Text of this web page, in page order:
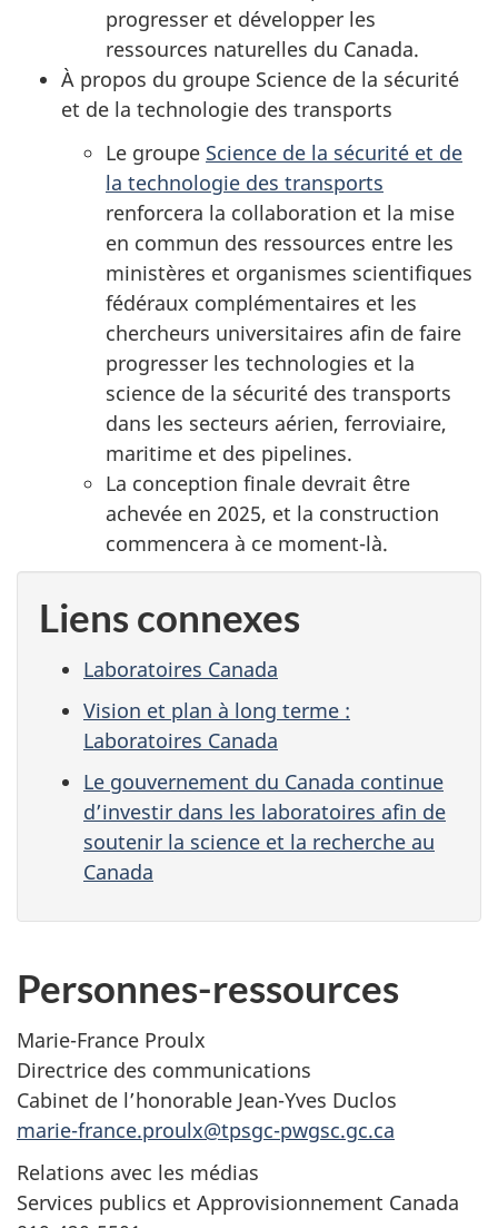
progresser et développer les
ressources naturelles du Canada.
À propos du groupe Science de la sécurité
et de la technologie des transports
Le groupe Science de la sécurité et de
la technologie des transports
renforcera la collaboration et la mise
en commun des ressources entre les
ministères et organismes scientifiques
fédéraux complémentaires et les
chercheurs universitaires afin de faire
progresser les technologies et la
science de la sécurité des transports
dans les secteurs aérien, ferroviaire,
maritime et des pipelines.
La conception finale devrait être
achevée en 2025, et la construction
commencera à ce moment-là.
Liens connexes
Laboratoires Canada
Vision et plan à long terme :
Laboratoires Canada
Le gouvernement du Canada continue
d’investir dans les laboratoires afin de
soutenir la science et la recherche au
Canada
Personnes-ressources
Marie-France Proulx
Directrice des communications
Cabinet de l’honorable Jean-Yves Duclos
marie-france.proulx@tpsgc-pwgsc.gc.ca
Relations avec les médias
Services publics et Approvisionnement Canada